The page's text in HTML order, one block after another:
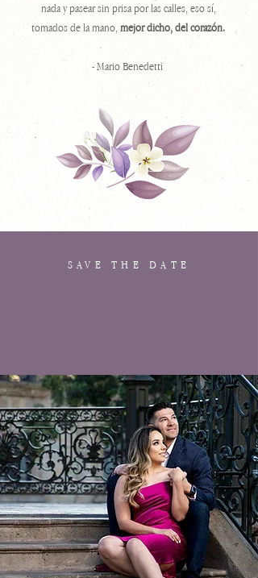
nada y pasear sin prisa por las calles, eso sí,
tomados de la mano, mejor dicho, del corazón.
- Mario Benedetti
SAVE THE DATE